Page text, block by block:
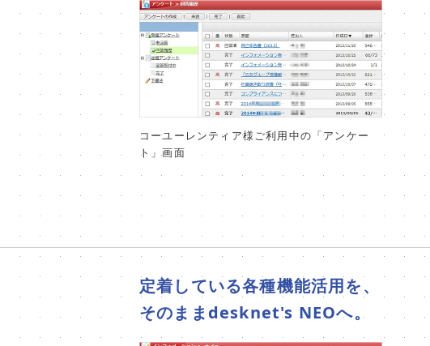
コーユーレンティア様ご利用中の「アンケー
ト」画面
定着している各種機能活用を、
そのままdesknet's NEOへ。